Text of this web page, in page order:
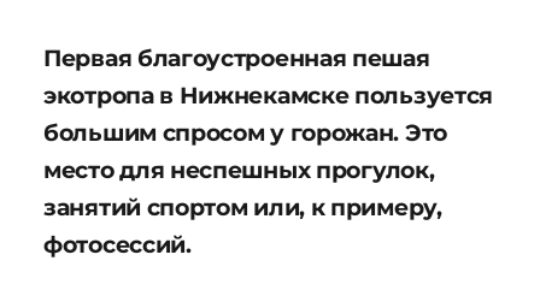
Первая благоустроенная пешая
экотропа в Нижнекамске пользуется
большим спросом у горожан. Это
место для неспешных прогулок,
занятий спортом или, к примеру,
фотосессий.